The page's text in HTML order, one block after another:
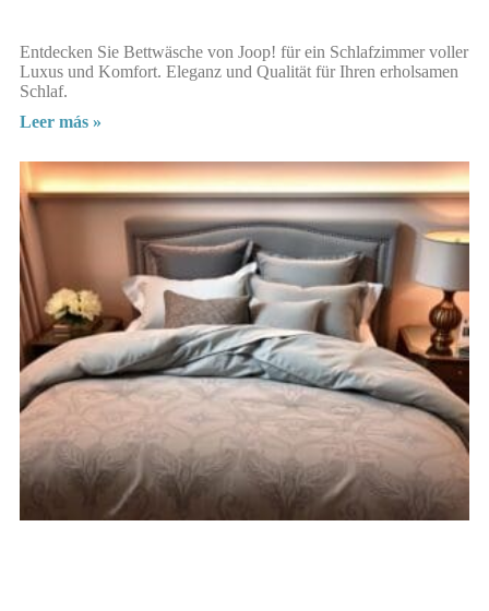
Entdecken Sie Bettwäsche von Joop! für ein Schlafzimmer voller
Luxus und Komfort. Eleganz und Qualität für Ihren erholsamen
Schlaf.
Leer más »